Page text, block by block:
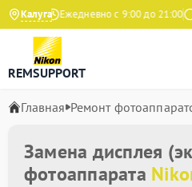
КалугаЕжедневно с 9:00 до 21:00
REMSUPPORT
Главная Ремонт
Замена дисплея
фотоаппарата